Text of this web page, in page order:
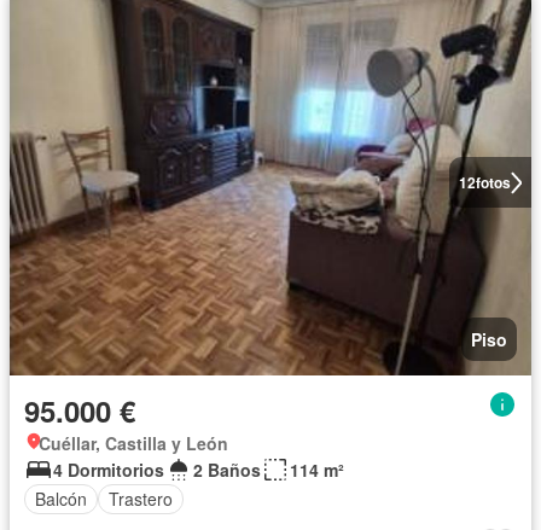
12fotos
Piso
95.000 €
Cuéllar, Castilla y León
4 Dormitorios
2 Baños
114 m²
Balcón
Trastero